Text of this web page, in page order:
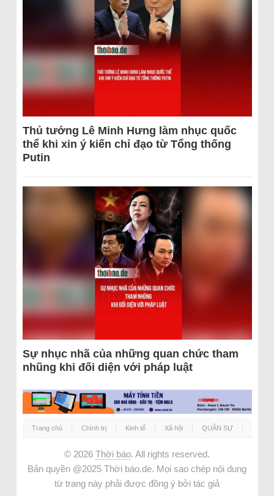
Thủ tướng Lê Minh Hưng làm nhục quốc
thể khi xin ý kiến chỉ đạo từ Tổng thống
Putin
Sự nhục nhã của những quan chức tham
nhũng khi đối diện với pháp luật
Trang chủ Chính trị Kinh tế Xã hội QUÂN SỰ
© 2026 Thời báo. All rights reserved.
Bản quyền @2025 Thời báo.de. Mọi sao chép nội dung
từ trang này phải được đồng ý bởi tác giả